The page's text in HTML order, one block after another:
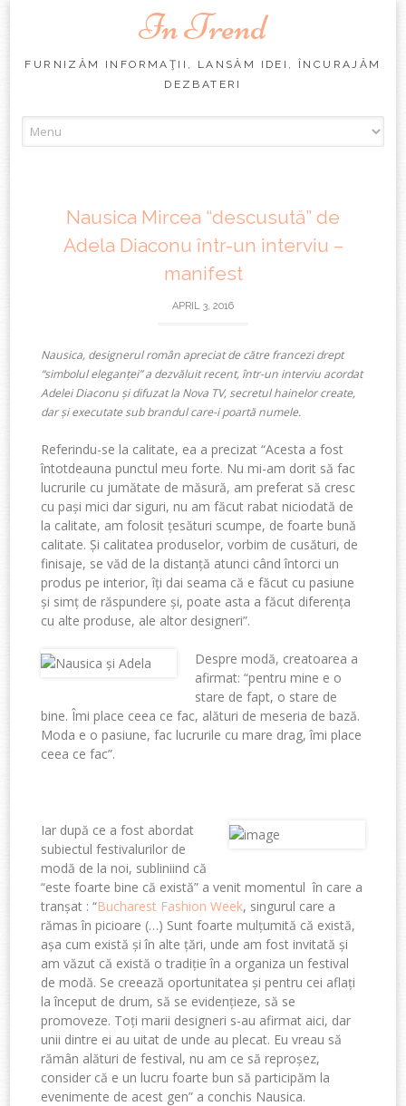
In Trend
FURNIZĂM INFORMAŢII, LANSĂM IDEI, ÎNCURAJĂM
DEZBATERI
to
Nausica Mircea “descusută” de
Adela Diaconu într-un interviu –
manifest
APRIL 3, 2016
Nausica, designerul român apreciat de către francezi drept
“simbolul eleganței” a dezvăluit recent, într-un interviu acordat
Adelei Diaconu și difuzat la Nova TV, secretul hainelor create,
dar și executate sub brandul care-i poartă numele.
Referindu-se la calitate, ea a precizat “Acesta a fost
întotdeauna punctul meu forte. Nu mi-am dorit să fac
lucrurile cu jumătate de măsură, am preferat să cresc
cu pași mici dar siguri, nu am făcut rabat niciodată de
la calitate, am folosit țesături scumpe, de foarte bună
calitate. Și calitatea produselor, vorbim de cusături, de
finisaje, se văd de la distanță atunci când întorci un
produs pe interior, îți dai seama că e făcut cu pasiune
și simț de răspundere și, poate asta a făcut diferența
cu alte produse, ale altor designeri”.
Despre modă, creatoarea a
afirmat: “pentru mine e o
stare de fapt, o stare de
bine. Îmi place ceea ce fac, alături de meseria de bază.
Moda e o pasiune, fac lucrurile cu mare drag, îmi place
ceea ce fac”.
Iar după ce a fost abordat
subiectul festivalurilor de
modă de la noi, subliniind că
“este foarte bine că există” a venit momentul în care a
tranșat : “Bucharest Fashion Week, singurul care a
rămas în picioare (…) Sunt foarte mulțumită că există,
așa cum există și în alte țări, unde am fost invitată și
am văzut că există o tradiție în a organiza un festival
de modă. Se creează oportunitatea și pentru cei aflați
la început de drum, să se evidențieze, să se
promoveze. Toți marii designeri s-au afirmat aici, dar
unii dintre ei au uitat de unde au plecat. Eu vreau să
rămân alături de festival, nu am ce să reproșez,
consider că e un lucru foarte bun să participăm la
evenimente de acest gen” a conchis Nausica.